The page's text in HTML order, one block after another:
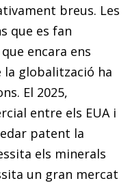
breus. Les
que es fan
encara ens
la globalització ha
El 2025,
entre els EUA i
patent la
els minerals
un gran mercat